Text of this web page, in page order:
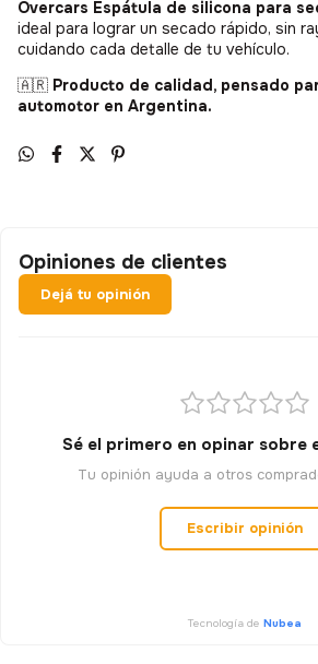
Overcars Espátula de silicona para
ideal para lograr un secado rápido, sin
cuidando cada detalle de tu vehículo.
🇦🇷 Producto de calidad, pensado
automotor en Argentina.
Opiniones de clientes
Dejá tu opinión
Sé el primero en opinar sobre
Tu opinión ayuda a otros
Escribir opinión
Tecnología de Nubea